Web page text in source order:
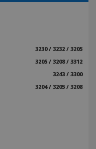
3230 / 3232 / 3205
3205 / 3208 / 3312
3243 / 3300
3204 / 3205 / 3208